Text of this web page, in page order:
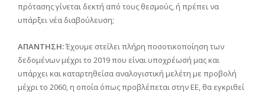
πρότασης γίνεται δεκτή από τους θεσμούς, ή πρέπει να
υπάρξει νέα διαβούλευση;
ΑΠΑΝΤΗΣΗ:Έχουμε στείλει πλήρη ποσοτικοποίηση των
δεδομένων μέχρι το 2019 που είναι υποχρέωσή μας και
υπάρχει και καταρτηθείσα αναλογιστική μελέτη με προβολή
μέχρι το 2060, η οποία όπως προβλέπεται στην ΕΕ, θα εγκριθεί